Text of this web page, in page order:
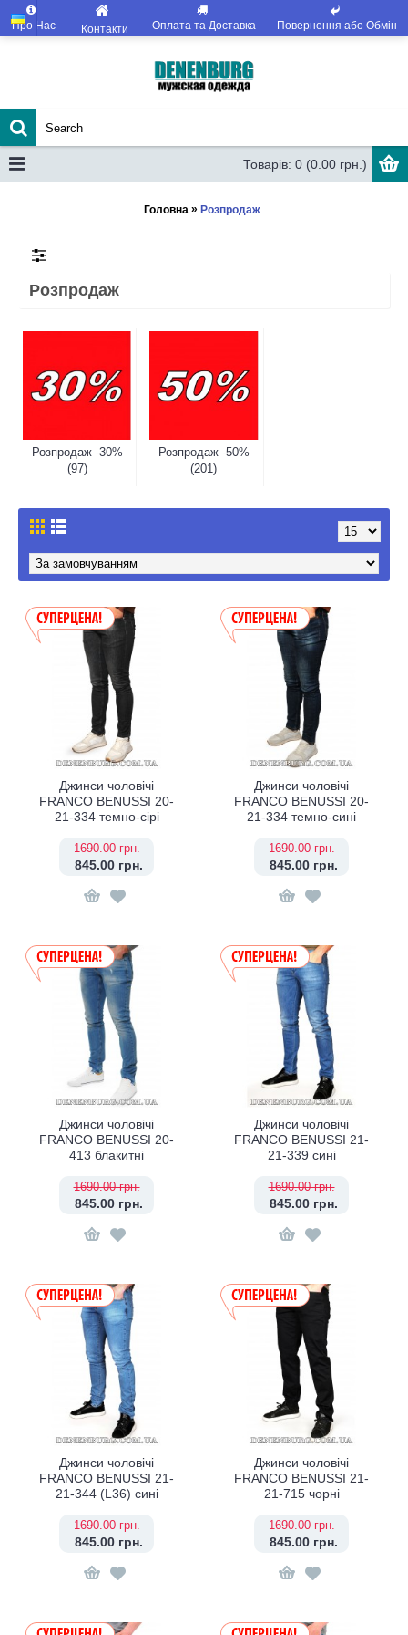
Про Нас Контакти Оплата та Доставка Повернення або Обмін
Товарів: 0 (0.00 грн.)
Головна » Розпродаж
Розпродаж
Розпродаж -30%
(97)
Розпродаж -50%
(201)
Джинси чоловічі
FRANCO BENUSSI 20-
21-334 темно-сірі
1690.00 грн.
845.00 грн.
Джинси чоловічі
FRANCO BENUSSI 20-
21-334 темно-сині
1690.00 грн.
845.00 грн.
Джинси чоловічі
FRANCO BENUSSI 20-
413 блакитні
1690.00 грн.
845.00 грн.
Джинси чоловічі
FRANCO BENUSSI 21-
21-339 сині
1690.00 грн.
845.00 грн.
Джинси чоловічі
FRANCO BENUSSI 21-
21-344 (L36) сині
1690.00 грн.
845.00 грн.
Джинси чоловічі
FRANCO BENUSSI 21-
21-715 чорні
1690.00 грн.
845.00 грн.